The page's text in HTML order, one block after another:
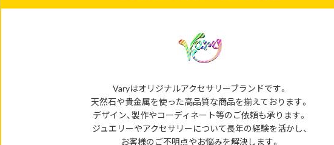
Varyはオリジナルアクセサリーブランドです。
天然石や貴金属を使った高品質な商品を揃えております。
デザイン、製作やコーディネート等のご依頼も承ります。
ジュエリーやアクセサリーについて長年の経験を活かし、
お客様のご不明点やお悩みを解決します。